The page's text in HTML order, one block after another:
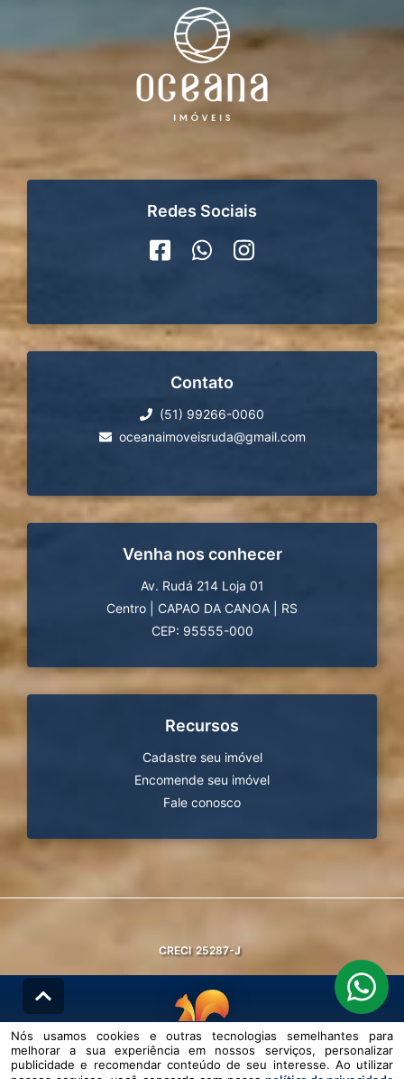
Redes Sociais
Contato
(51) 99266-0060
oceanaimoveisruda@gmail.com
Venha nos conhecer
Av. Rudá 214 Loja 01
Centro
CAPAO DA CANOA
RS
CEP: 95555-000
Recursos
Cadastre seu imóvel
Encomende seu imóvel
Fale conosco
CRECI 25287-J
© DESENVOLVIDO PELAAGIL.NET
Nós usamos cookies e outras tecnologias semelhantes para
melhorar a sua experiência em nossos serviços, personalizar
publicidade e recomendar conteúdo de seu interesse. Ao utilizar